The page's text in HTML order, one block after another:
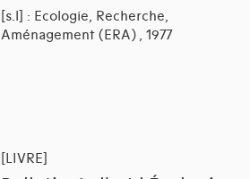
[s.l] : Ecologie, Recherche,
Aménagement (ERA) , 1977
[LIVRE]